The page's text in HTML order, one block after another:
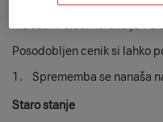
Xplore TV ter Cenik v delu,
hitrosti in sicer korekcije v
Posodobljen cenik si lahko
1. Sprememba se nanaša
Staro stanje